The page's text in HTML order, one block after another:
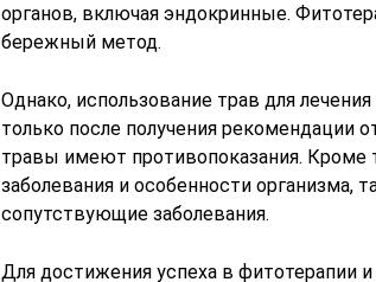
органов, включая эндокринные.
бережный метод.
Однако, использование трав для
только после получения рекомендации
травы имеют противопоказания. Кроме
заболевания и особенности организма,
сопутствующие заболевания.
Для достижения успеха в фитотерапии